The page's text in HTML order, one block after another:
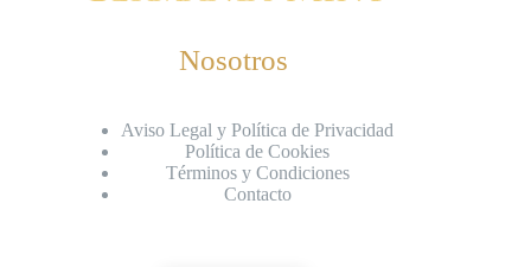
Nosotros
Aviso Legal y Política de Privacidad
Política de Cookies
Términos y Condiciones
Contacto